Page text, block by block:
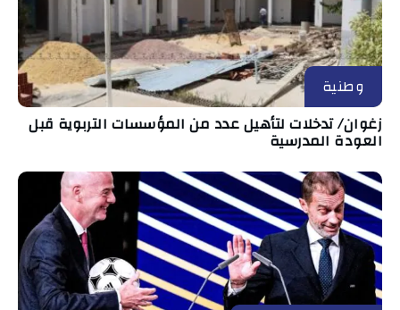
وطنية
زغوان/ تدخلات لتأهيل عدد من المؤسسات التربوية قبل
العودة المدرسية